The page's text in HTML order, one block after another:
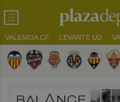
VALENCIA CF LEVANTE UD